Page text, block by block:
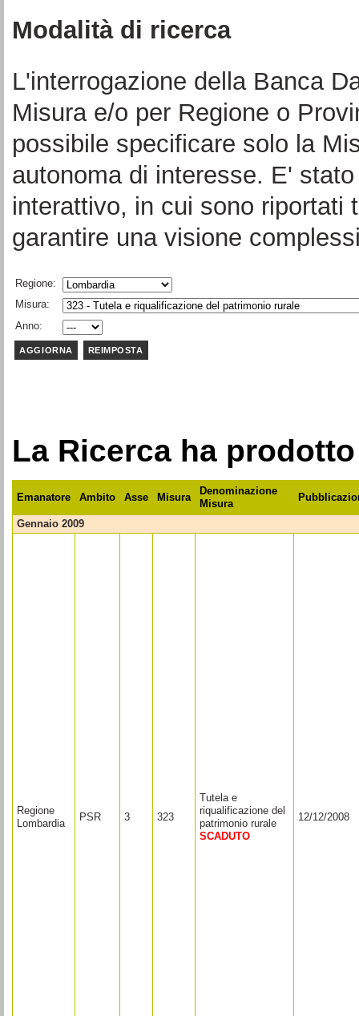
Modalità di ricerca
L'interrogazione della Banca
Misura e/o per Regione o
possibile specificare solo la
autonoma di interesse. E'
interattivo, in cui sono riportati
garantire una visione
Regione:
Misura:
Anno:
La Ricerca ha
Emanatore Ambito Asse Misura
Denominazione
Misura
gennaio 2009
Regione
Lombardia
PSR 3 323
Tutela e
riqualificazione del
patrimonio rurale
SCADUTO
12/12/2008